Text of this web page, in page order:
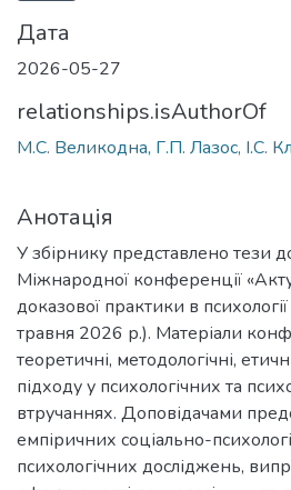
Дата
2026-05-27
relationships.isAuthorOf
М.С. Великодна, Г.П. Лазос, І.С.
Анотація
У збірнику представлено тези
Міжнародної конференції
доказової практики в
травня 2026 р.). Матеріали
теоретичні, методологічні,
підходу у психологічних та
втручаннях. Доповідачами
емпіричних соціально-
психологічних досліджень,